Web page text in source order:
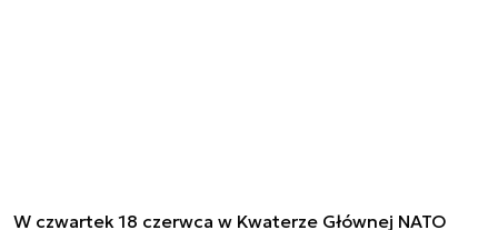
W czwartek 18 czerwca w Kwaterze Głównej NATO